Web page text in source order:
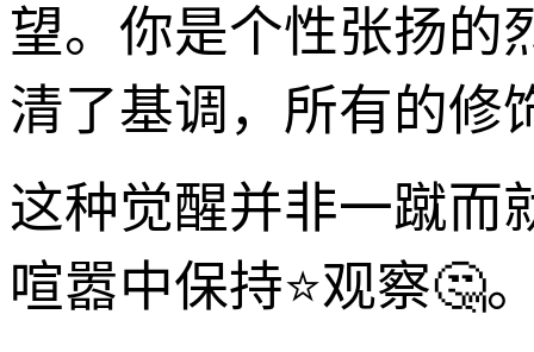
望。你是个性张扬的
清了基调，所有的修
这种觉醒并非一蹴而
喧嚣中保持⭐观察🤔